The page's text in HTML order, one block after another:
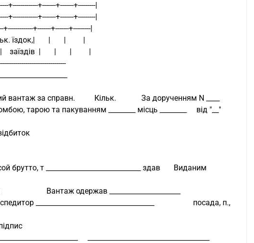
+-------------+-------+-------+---------|
+-------------+-------+-------+---------|
+-------------+-------+-------+---------|
|         |Кільк. їздок,|       |       |         |
|    заїздів  |       |       |         |
за справн.          Кільк.             За дорученням N ____
тарою та пакуванням ________ місць ________     від "__"
відбиток
брутто, т ____________________________ здав       Виданим
прописом                        Вантаж одержав _____________________
___________________________________                    посада, п.,
підпис
Прийняв ____________________________________________     ____________________________________